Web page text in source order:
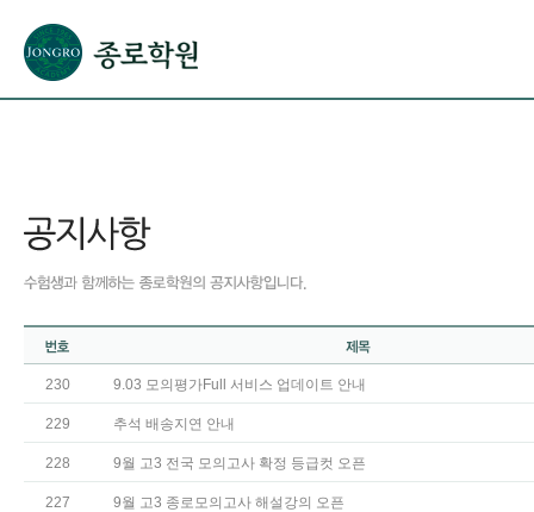
230 9.03 모의평가Full 서비스 업데이트 안내
229 추석 배송지연 안내
228 9월 고3 전국 모의고사 확정 등급컷 오픈
227 9월 고3 종로모의고사 해설강의 오픈